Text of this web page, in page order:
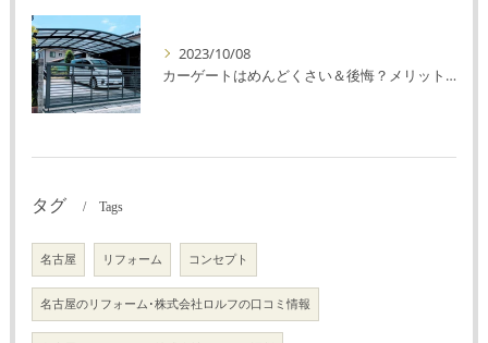
2023/10/08
カーゲートはめんどくさい＆後悔？メリット・デメリットを解説！
タグ Tags
名古屋 リフォーム コンセプト
名古屋のリフォーム･株式会社ロルフの口コミ情報